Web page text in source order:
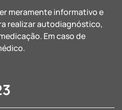
meramente informativo e
realizar autodiagnóstico,
Em caso de